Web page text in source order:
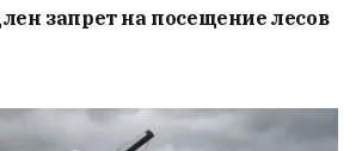
запрет на посещение лесов